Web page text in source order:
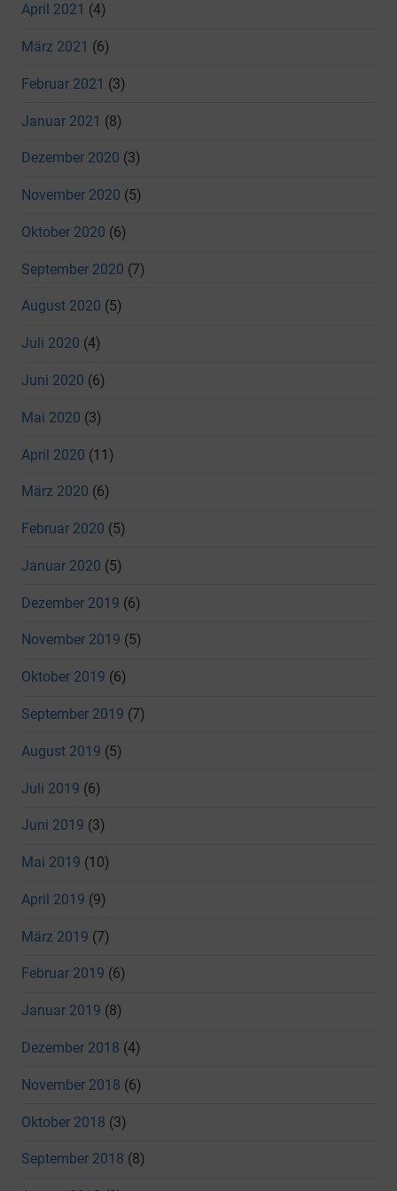
April 2021 (4)
März 2021 (6)
Februar 2021 (3)
Januar 2021 (8)
Dezember 2020 (3)
November 2020 (5)
Oktober 2020 (6)
September 2020 (7)
August 2020 (5)
Juli 2020 (4)
Juni 2020 (6)
Mai 2020 (3)
April 2020 (11)
März 2020 (6)
Februar 2020 (5)
Januar 2020 (5)
Dezember 2019 (6)
November 2019 (5)
Oktober 2019 (6)
September 2019 (7)
August 2019 (5)
Juli 2019 (6)
Juni 2019 (3)
Mai 2019 (10)
April 2019 (9)
März 2019 (7)
Februar 2019 (6)
Januar 2019 (8)
Dezember 2018 (4)
November 2018 (6)
Oktober 2018 (3)
September 2018 (8)